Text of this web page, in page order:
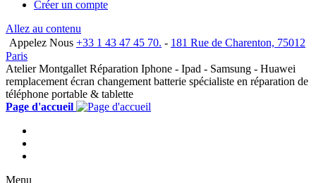
Menu
Accueil
Apple
Réparation iPhone